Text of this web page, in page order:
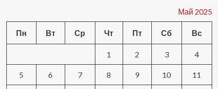
переговоры
с
Bloomberg
Май 2025
Пн Вт Ср Чт Пт Сб Вс
1 2 3 4
5 6 7 8 9 10 11